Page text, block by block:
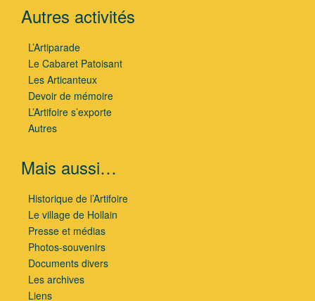
Autres activités
L’Artiparade
Le Cabaret Patoisant
Les Articanteux
Devoir de mémoire
L’Artifoire s’exporte
Autres
Mais aussi…
Historique de l’Artifoire
Le village de Hollain
Presse et médias
Photos-souvenirs
Documents divers
Les archives
Liens